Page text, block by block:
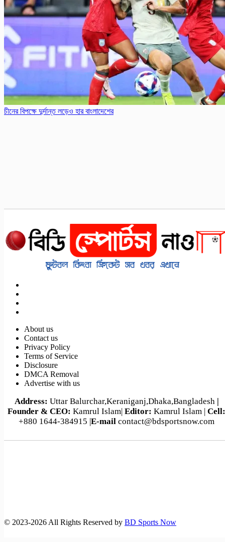
চীনের বিপক্ষে দুর্দান্ত লড়েও হার বাংলাদেশের
About us
Contact us
Privacy Policy
Terms of Service
Disclosure
DMCA Removal
Advertise with us
Address: Uttar Balurchar,Keraniganj,Dhaka,Bangladesh |
Founder & CEO: Kamrul Islam| Editor: Kamrul Islam | Cell:
+880 1644-384915 |E-mail contact@bdsportsnow.com
©️ 2023-2026 All Rights Reserved by BD Sports Now